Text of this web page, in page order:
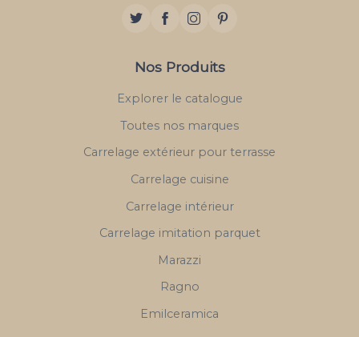
Nos Produits
Explorer le catalogue
Toutes nos marques
Carrelage extérieur pour terrasse
Carrelage cuisine
Carrelage intérieur
Carrelage imitation parquet
Marazzi
Ragno
Emilceramica